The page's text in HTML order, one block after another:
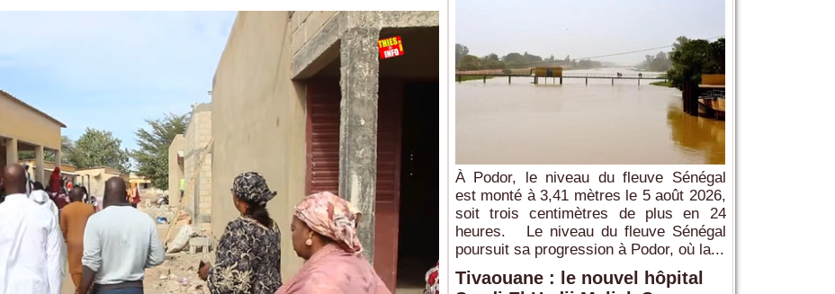
À Podor, le niveau du fleuve Sénégal
est monté à 3,41 mètres le 5 août 2026,
soit trois centimètres de plus en 24
heures. Le niveau du fleuve Sénégal
poursuit sa progression à Podor, où la...
Tivaouane : le nouvel hôpital